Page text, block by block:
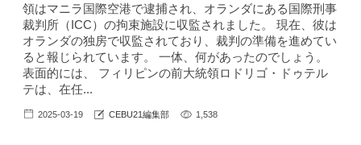
領はマニラ国際空港で逮捕され、オランダにある国際刑事
裁判所（ICC）の拘束施設に収監されました。 現在、彼は
オランダの独房で収監されており、裁判の準備を進めてい
ると報じられています。 一体、何があったのでしょう。
表面的には、 フィリピンの前大統領ロドリゴ・ドゥテル
テは、在任...
2025-03-19 CEBU21編集部 1,538